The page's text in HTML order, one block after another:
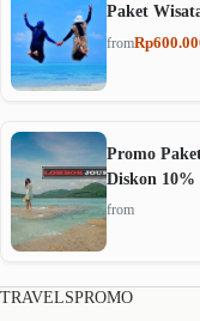
Paket
from
Promo
Diskon
from
TRAVELSPROMO